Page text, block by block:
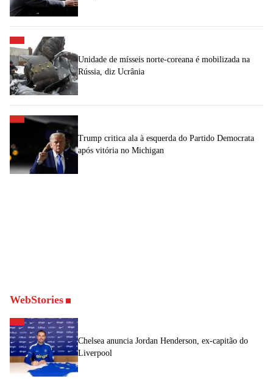
Unidade de mísseis norte-coreana é mobilizada na
Rússia, diz Ucrânia
Trump critica ala à esquerda do Partido Democrata
após vitória no Michigan
WebStories
Chelsea anuncia Jordan Henderson, ex-capitão do
Liverpool